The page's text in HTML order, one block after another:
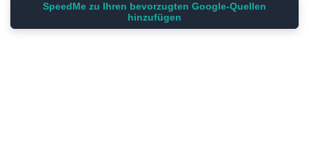
SpeedMe zu Ihren bevorzugten Google-Quellen
hinzufügen